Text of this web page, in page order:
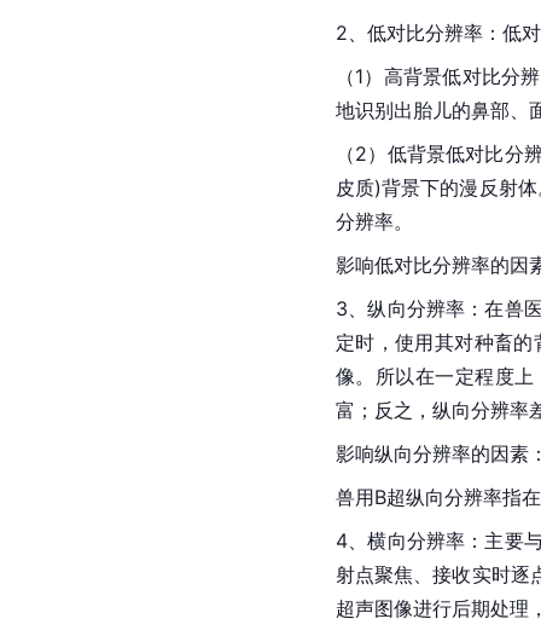
2、低对比分辨率：低
（1）高背景低对比分
地识别出胎儿的鼻部、
（2）低背景低对比分
皮质)背景下的漫反射
分辨率。
影响低对比分辨率的因
3、纵向分辨率：在兽
定时，使用其对种畜
像。所以在一定程度
富；反之，纵向分辨率
影响纵向分辨率的因素
兽用B超纵向分辨率指
4、横向分辨率：主要
射点聚焦、接收实时逐
超声图像进行后期处理